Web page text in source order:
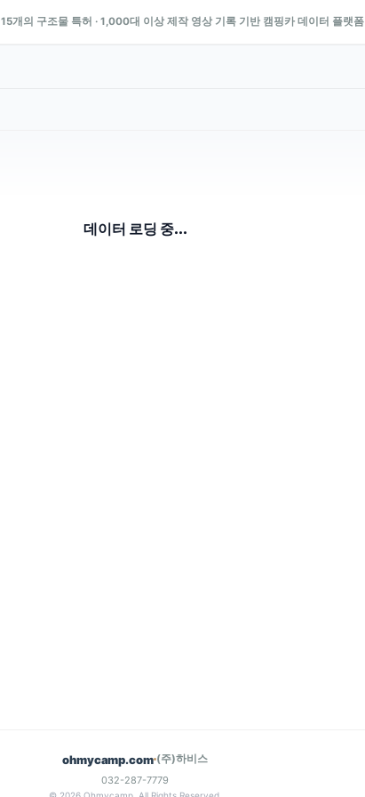
15개의 구조물 특허 · 1,000대 이상 제작 영상 기록 기반 캠핑카 데이터 플랫폼
데이터 로딩 중...
ohmycamp.com (주)하비스
032-287-7779